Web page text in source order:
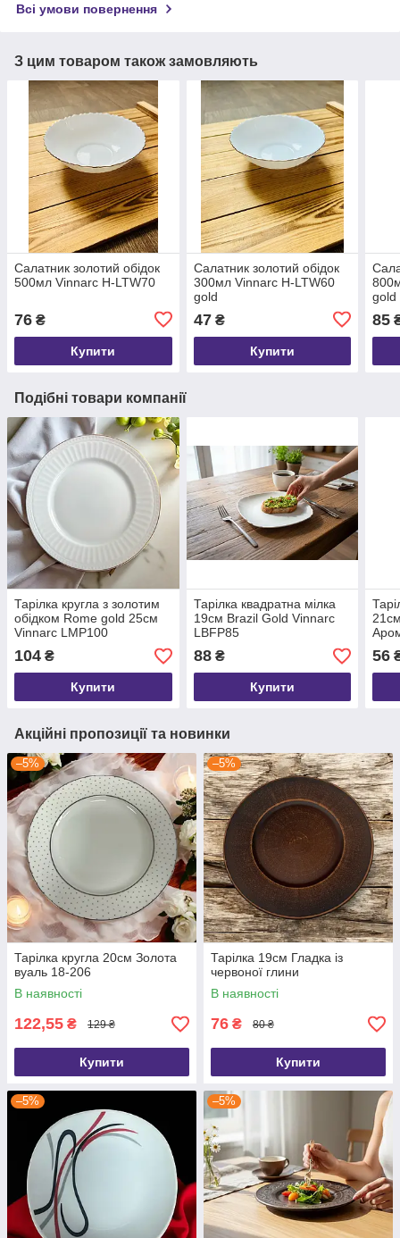
Всі умови повернення
З цим товаром також замовляють
Салатник золотий обідок
500мл Vinnarc H-LTW70
76 ₴
Купити
Салатник золотий обідок
300мл Vinnarc H-LTW60
gold
47₴
Купити
gold
85
Подібні товари компанії
Тарілка кругла з золотим
обідком Rome gold 25см
Vinnarc LMP100
104 ₴
Купити
Тарілка квадратна мілка
19см Brazil Gold Vinnarc
LBFP85
88₴
Купити
25-
56
Акційні пропозиції та новинки
–5%
Тарілка кругла 20см Золота
вуаль 18-206
В наявності
122,55 ₴ 129 ₴
Купити
–5%
Тарілка 19см Гладка із
червоної глини
В наявності
76 ₴ 80 ₴
Купити
–5% –5%